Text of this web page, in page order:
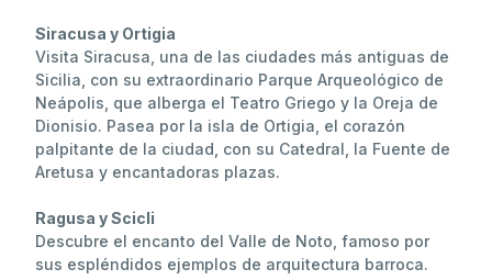
Siracusa y Ortigia
Visita Siracusa, una de las ciudades más antiguas de
Sicilia, con su extraordinario Parque Arqueológico de
Neápolis, que alberga el Teatro Griego y la Oreja de
Dionisio. Pasea por la isla de Ortigia, el corazón
palpitante de la ciudad, con su Catedral, la Fuente de
Aretusa y encantadoras plazas.
Ragusa y Scicli
Descubre el encanto del Valle de Noto, famoso por
sus espléndidos ejemplos de arquitectura barroca.